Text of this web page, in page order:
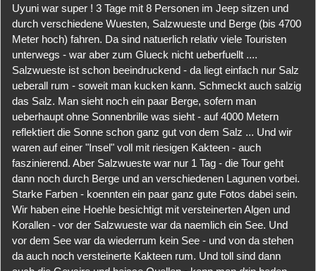
Uyuni war super ! 3 Tage mit 8 Personen im Jeep sitzen und
durch verschiedene Wuesten, Salzwueste und Berge (bis 4700
Meter hoch) fahren. Da sind natuerlich relativ viele Touristen
unterwegs - war aber zum Glueck nicht ueberfuellt ....
Salzwueste ist schon beeindruckend - da liegt einfach nur Salz
ueberall rum - soweit man kucken kann. Schmeckt auch salzig
das Salz. Man sieht noch ein paar Berge, sofern man
ueberhaupt ohne Sonnenbrille was sieht - auf 4000 Metern
reflektiert die Sonne schon ganz gut von dem Salz ... Und wir
waren auf einer "Insel" voll mit riesigen Kakteen - auch
faszinierend. Aber Salzwueste war nur 1 Tag - die Tour geht
dann noch durch Berge und an verschiedenen Lagunen vorbei.
Starke Farben - koennten ein paar ganz gute Fotos dabei sein.
Wir haben eine Hoehle besichtigt mit versteinerten Algen und
Korallen - vor der Salzwueste war da naemlich ein See. Und
vor dem See war da wiederrum kein See - und von da stehen
da auch noch versteinerte Kakteen rum. Und toll sind dann